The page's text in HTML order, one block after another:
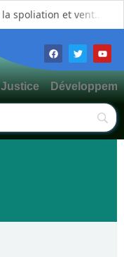
Mahagi : la spoliation et vente illicite des pâturages collectifs au cœur d’un débat sur les risques de conflits fonciers
Bunia : l’AIDAC-ASBL organise une prière d’action de grâce en l’honneur des finalistes musulmans admis à l’Examen d’État édition 2026
Bunia : des jeunes sensibilisés à la masculinité positive pour lutter contre les violences basées sur le genre
Ituri / Riposte contre Ebola : World Vision forme 50 leaders religieux à Bunia pour transformer la foi en actions contre Ebola
Justice